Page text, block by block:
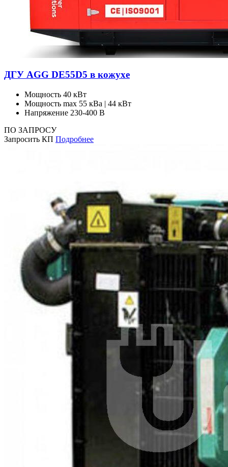
ДГУ AGG DE55D5 в кожухе
Мощность 40 кВт
Мощность max 55 кВа | 44 кВт
Напряжение 230-400 В
ПО ЗАПРОСУ
Запросить КП Подробнее